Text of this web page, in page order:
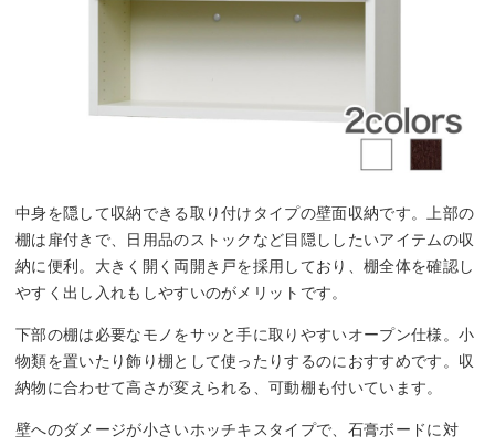
中身を隠して収納できる取り付けタイプの壁面収納です。上部の
棚は扉付きで、日用品のストックなど目隠ししたいアイテムの収
納に便利。大きく開く両開き戸を採用しており、棚全体を確認し
やすく出し入れもしやすいのがメリットです。
下部の棚は必要なモノをサッと手に取りやすいオープン仕様。小
物類を置いたり飾り棚として使ったりするのにおすすめです。収
納物に合わせて高さが変えられる、可動棚も付いています。
壁へのダメージが小さいホッチキスタイプで、石膏ボードに対